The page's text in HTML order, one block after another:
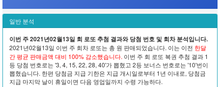
일반 분석
이번 주 2021년02월13일 회 로또 추첨 결과와 당첨 번호 및 회차 분석입니다.
2021년02월13일 이번 주 회차 로또는 총 원 판매되었습니다. 이는 이전 한달
간 평균 판매금액 대비 100% 감소했습니다. 이번 주 회 로또 복권 추첨 결과 1
등 당첨 번호로는 '3, 4, 15, 22, 28, 40'가 뽑혔고 2등 보너스 번호로는 '10'번이
뽑혔습니다. 한편 당첨금 지급 기한은 지급 개시일로부터 1년 이내로, 당첨금
지급 마지막 날이 휴일이면 다음 영업일까지 수령 가능하다.